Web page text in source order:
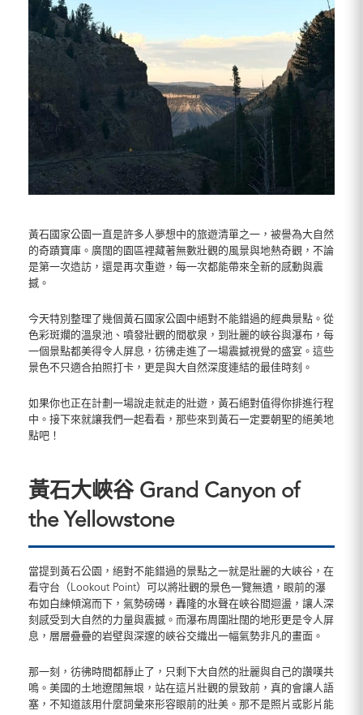
黃石國家公園一直是許多人夢想中的旅遊清單之一，被譽為大自然
的奇蹟寶庫。廣闊的園區裡藏著無數壯觀的風景與地熱奇觀，不論
是第一次造訪，還是再次重遊，每一次都能帶來全新的感動與震
撼。
今天特別整理了幾個黃石國家公園中絕對不能錯過的經典景點。從
色彩斑斕的溫泉池、噴發壯觀的間歇泉，到壯麗的峽谷與瀑布，每
一個景點都美得令人屏息，彷彿走進了一場震撼視覺的盛宴。這些
景色不只適合拍照打卡，更是與大自然深度連結的最佳時刻。
如果你也正在計劃一場說走就走的壯遊，黃石絕對值得你排進行程
中。接下來就讓我們一起看看，那些來到黃石一定要朝聖的絕美地
點吧！
黃石大峽谷 Grand Canyon of
the Yellowstone
當提到黃石公園，絕對不能錯過的景點之一就是壯麗的大峽谷，在
看守台（Lookout Point）可以將壯觀的景色一覽無遺，眼前的瀑
布如白練傾瀉而下，氣勢磅礡，轟隆的水聲在峽谷間迴盪，讓人深
刻感受到大自然的力量與震撼。而瀑布周圍壯闊的地形更是令人屏
息，層層疊疊的岩壁與深邃的峽谷交織出一幅氣勢非凡的畫面。
那一刻，彷彿時間都靜止了，只剩下大自然的壯麗與自己的讚嘆共
鳴。美國的土地遼闊無垠，站在這片壯觀的景致前，真的會讓人語
塞，不知道該用什麼詞彙來形容眼前的壯美。那不是照片或影片能